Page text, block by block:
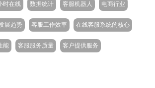
时在线 数据统计 客服机器人 电商行业
展趋势 客服工作效率 在线客服系统的核心
能 客服服务质量 客户提供服务